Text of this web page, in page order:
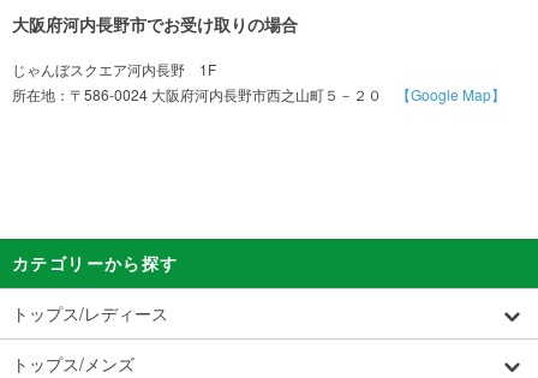
大阪府河内長野市でお受け取りの場合
じゃんぼスクエア河内長野 1F
所在地：〒586-0024 大阪府河内長野市西之山町５－２０
【Google Map】
カテゴリーから探す
トップス/レディース
トップス/メンズ